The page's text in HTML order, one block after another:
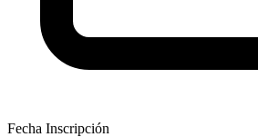
Fecha Inscripción